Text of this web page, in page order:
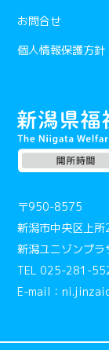
お問合せ
個人情報保護方針
〒950-8575
新潟市中央区上
新潟ユニゾンプラ
TEL 025-281-
E-mail：